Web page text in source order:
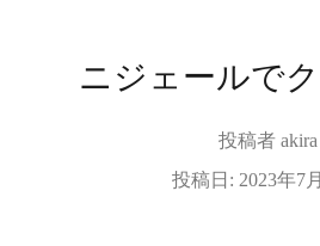
ニジェールで
投稿者 akira
投稿日: 2023年7